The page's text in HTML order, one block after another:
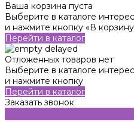
Ваша корзина пуста
Выберите в каталоге
и нажмите кнопку «В
Перейти в каталог
Отложенных товаров нет
Выберите в каталоге
и нажмите кнопку
Перейти в каталог
Заказать звонок